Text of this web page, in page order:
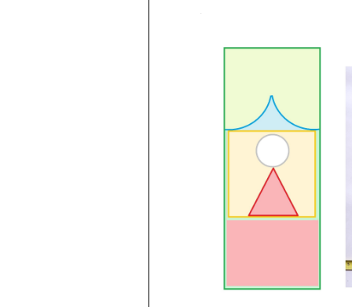
Revaloriser
Besoin Urgent